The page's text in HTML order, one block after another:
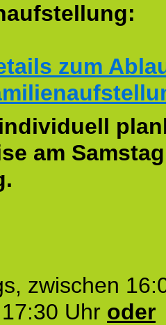
zum
am
zwischen
Uhr oder